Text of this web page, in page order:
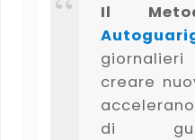
Il
creare
di